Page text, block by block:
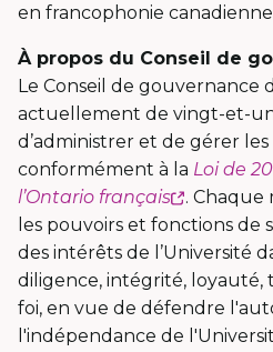
en francophonie
À propos du Conseil de
Le Conseil de gouvernance
actuellement de vingt-et-
d’administrer et de gérer
conformément à la Loi de
l’Ontario français
Ce
lien
s'ouvrira
dans
une
nouvelle
.
les pouvoirs et fonctions de
des intérêts de l’Université
diligence, intégrité, loyauté,
foi, en vue de défendre
l'indépendance de